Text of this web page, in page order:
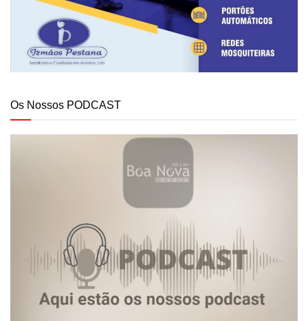
Os Nossos PODCAST